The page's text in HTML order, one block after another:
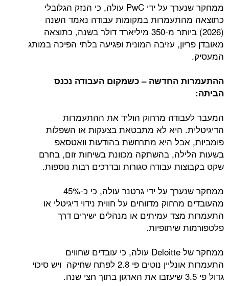
ממחקר שנערך על ידי PwC עולה, כי הנזק הגלובלי
כתוצאה מהתעמרות במקומות עבודה נאמד השנה
(2026) ביותר מ-350 מיליארד דולר בשנה, כתוצאה
מאובדן פריון, עזיבה המונית ופגיעה בלתי הפיכה במותג
המעסיק.
ההתעמרות החדשה – כשמקום העבודה נכנס
הביתה:
המעבר לעבודה מרחוק הוליד את ההתעמרות
הדיגיטלית. היא לא מתבטאת בצעקות או השפלות
פומביות, אבל היא מתרחשת בהודעות וואטסאפ
בשעות הלילה, בהשתקה מכוונת בשיחות זום, בחרם
שקט בקבוצות עבודה סגורות ובדרכים רבות נוספות.
ממחקר שנערך על ידי גרטנר עולה, כי כ-45%
מהעובדים מרחוק מדווחים על חווית נידוי דיגיטלי או
התעמרות מצד עמיתים או מנהלים ישירים דרך
פלטפורמות שיתופיות.
ממחקר של Deloitte עולה, כי עובדים שחווים
התעמרות אונליין נוטים פי 2.8 לפתח שחיקה ויש סיכוי
גדול פי 3.5 שיעזבו את הארגון בתוך חצי שנה.